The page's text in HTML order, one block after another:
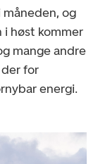
og
i høst kommer
mange andre
for
energi.